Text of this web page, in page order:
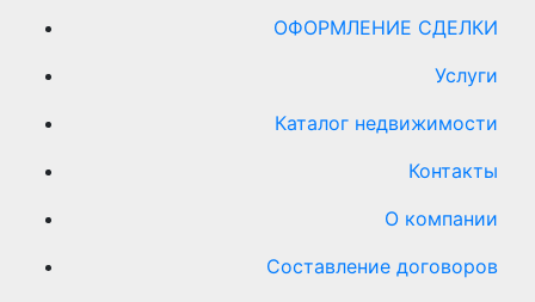
ОФОРМЛЕНИЕ СДЕЛКИ
Услуги
Каталог недвижимости
Контакты
О компании
Составление договоров